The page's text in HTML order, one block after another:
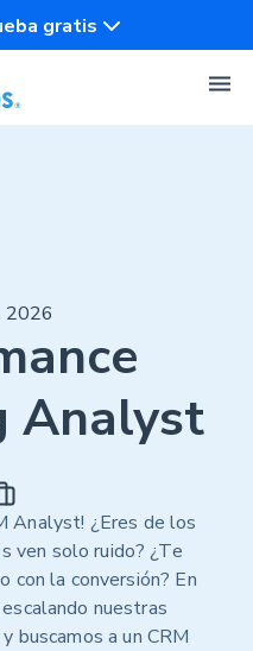
gratis
2026
Analyst
Analyst! ¿Eres de los
ven solo ruido? ¿Te
con la conversión? En
nuestras
buscamos a un CRM